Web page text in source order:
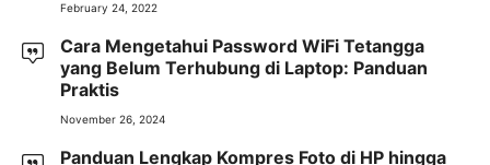
February 24, 2022
Cara Mengetahui Password WiFi Tetangga
yang Belum Terhubung di Laptop: Panduan
Praktis
November 26, 2024
Panduan Lengkap Kompres Foto di HP hingga